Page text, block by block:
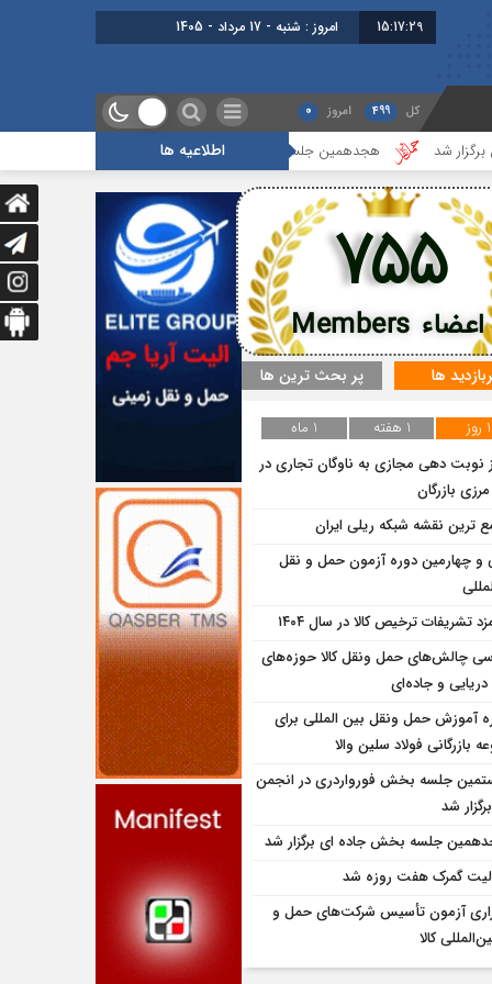
15:17:29 امروز : شنبه - 17 مرداد - 1405
کل 499 امروز 0
اطلاعیه هاهجدهمین جلسه بخش جاده ای برگزار شد
اعضاء Members
755
ها پر بحث ترین ها
1 روز 1 هفته
1 ماه
نوبت دهی مجازی به ناوگان تجاری در
مرزی بازرگان
ترین نقشه شبکه ریلی ایران
چهارمین دوره آزمون حمل و نقل
تشریفات ترخیص کالا در سال ۱۴۰۴
چالش‌های حمل ونقل کالا حوزه‌های
دریایی و جاده‌ای
آموزش حمل ونقل بین المللی برای
بازرگانی فولاد سلین والا
جلسه بخش فورواردری در انجمن
شد
جلسه بخش جاده ای برگزار شد
گمرک هفت روزه شد
آزمون تأسیس شرکت‌های حمل و
کالا